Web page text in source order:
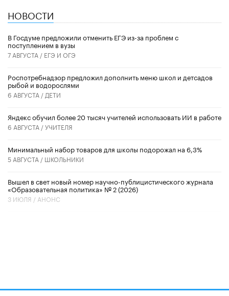
НОВОСТИ
В Госдуме предложили отменить ЕГЭ из-за проблем с
поступлением в вузы
7 АВГУСТА / ЕГЭ И ОГЭ
Роспотребнадзор предложил дополнить меню школ и детсадов
рыбой и водорослями
6 АВГУСТА / ДЕТИ
​Яндекс обучил более 20 тысяч учителей использовать ИИ в работе
6 АВГУСТА /УЧИТЕЛЯ
Минимальный набор товаров для школы подорожал на 6,3%
5 АВГУСТА / ШКОЛЬНИКИ
Вышел в свет новый номер научно-публицистического журнала
«Образовательная политика» № 2 (2026)
3 ИЮЛЯ / АНОНС